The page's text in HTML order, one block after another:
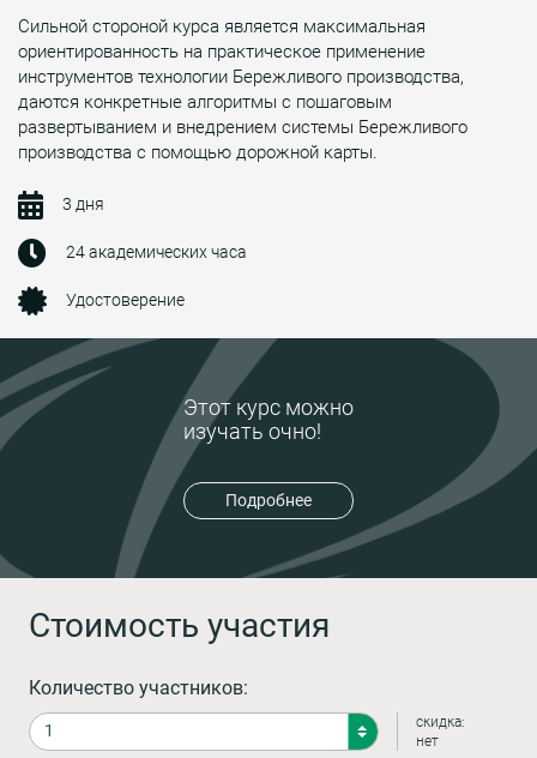
Этот курс можно
изучать очно!
Подробнее
Сильной стороной курса является максимальная
ориентированность на практическое применение
инструментов технологии Бережливого производства,
даются конкретные алгоритмы с пошаговым
развертыванием и внедрением системы Бережливого
производства с помощью дорожной карты.
3 дня
24 академических часа
Удостоверение
Стоимость участия
Количество участников:
скидка:
нет